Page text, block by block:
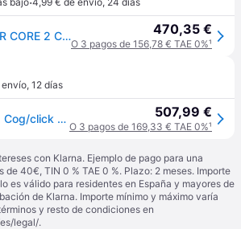
Rodillo Wahoo KICKR CORE 2 Cog & Click - Black 470,35 €
O 3 pagos de 156,78 € TAE 0%¹
envío, 12 días
Wahoo Kickr Core 2 Cog/click Turbo Trainer Plateado 507,99 €
O 3 pagos de 169,33 € TAE 0%¹
con Klarna. Ejemplo de pago para una
de 40€, TIN 0 % TAE 0 %. Plazo: 2 meses. Importe
es válido para residentes en España y mayores de
de Klarna. Importe mínimo y máximo varía
y resto de condiciones en
legal/.